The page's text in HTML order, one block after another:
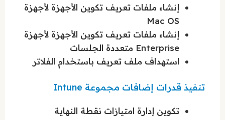
إنشاء ملفات تعريف تكوين الأجهزة لأجهزة
Mac OS
إنشاء ملفات تعريف تكوين الأجهزة لأجهزة
Enterprise متعددة الجلسات
استهداف ملف تعريف باستخدام الفلاتر
تنفيذ قدرات إضافات مجموعة Intune
تكوين إدارة امتيازات نقطة النهاية